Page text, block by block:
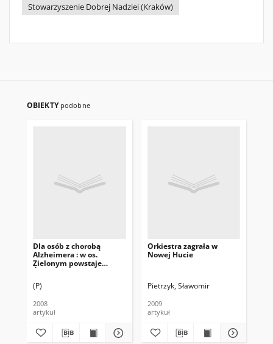
Stowarzyszenie Dobrej Nadziei (Kraków)
OBIEKTY podobne
Dla osób z chorobą
Alzheimera : w os.
Zielonym powstaje
(P)
2008
artykuł
Orkiestra zagrała w
Nowej Hucie
Pietrzyk, Sławomir
2009
artykuł